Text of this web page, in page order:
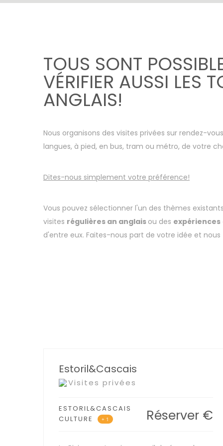
TOUS SONT
VÉRIFIER AUSSI LES
ANGLAIS!
Nous organisons des visites privées sur rendez-
langues, à pied, en bus, tram ou métro, de votre
Dites-nous simplement votre préférence!
Vous pouvez sélectionner l'un des thèmes
visites régulières an anglais ou des expériences
d'entre eux. Faites-nous part de votre idée et
Estoril&Cascais
Visites privées
ESTORIL&CASCAIS
CULTURE
+ 1 Réserver €